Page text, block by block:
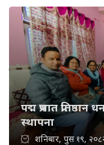
पद्म प्रभात
स्थापना
शनिबार, पुस १९,